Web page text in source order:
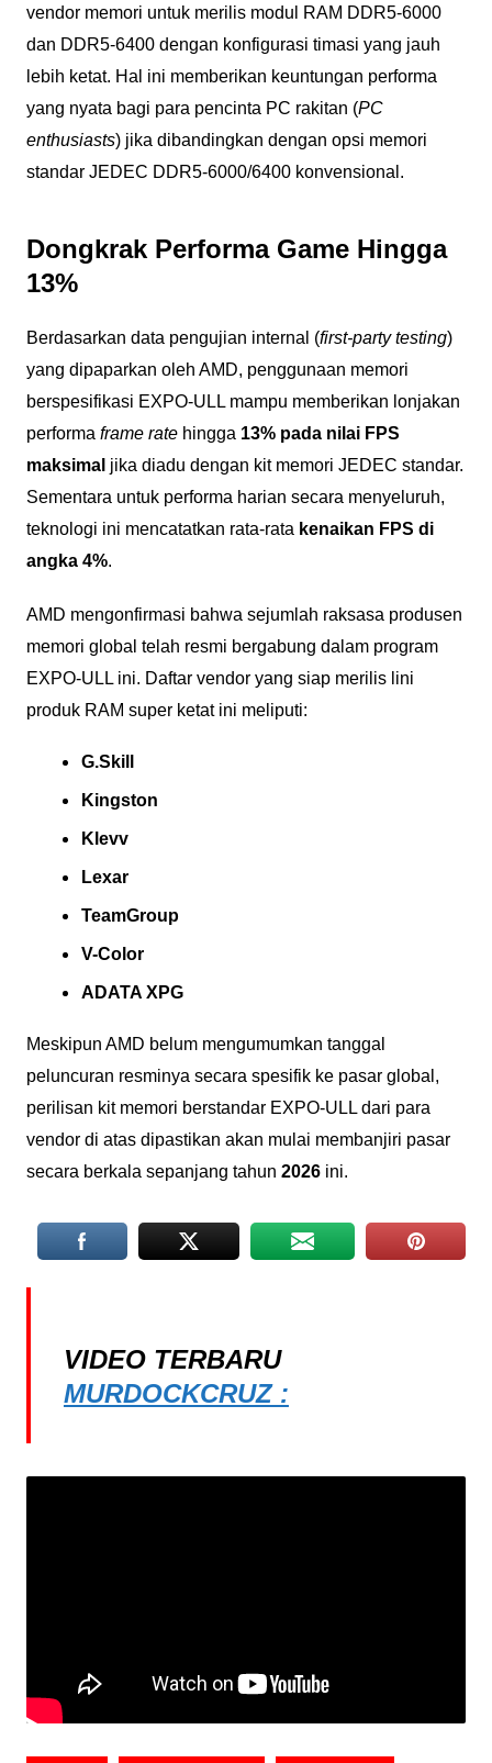
vendor memori untuk merilis modul RAM DDR5-6000
dan DDR5-6400 dengan konfigurasi timasi yang jauh
lebih ketat. Hal ini memberikan keuntungan performa
yang nyata bagi para pencinta PC rakitan (PC
enthusiasts) jika dibandingkan dengan opsi memori
standar JEDEC DDR5-6000/6400 konvensional.
Dongkrak Performa Game Hingga
13%
Berdasarkan data pengujian internal (first-party testing)
yang dipaparkan oleh AMD, penggunaan memori
berspesifikasi EXPO-ULL mampu memberikan lonjakan
performa frame ratehingga 13% pada nilai FPS
maksimal jika diadu dengan kit memori JEDEC standar.
Sementara untuk performa harian secara menyeluruh,
teknologi ini mencatatkan rata-rata kenaikan FPS di
angka 4%.
AMD mengonfirmasi bahwa sejumlah raksasa produsen
memori global telah resmi bergabung dalam program
EXPO-ULL ini. Daftar vendor yang siap merilis lini
produk RAM super ketat ini meliputi:
G.Skill
Kingston
Klevv
Lexar
TeamGroup
V-Color
ADATA XPG
Meskipun AMD belum mengumumkan tanggal
peluncuran resminya secara spesifik ke pasar global,
perilisan kit memori berstandar EXPO-ULL dari para
vendor di atas dipastikan akan mulai membanjiri pasar
secara berkala sepanjang tahun 2026ini.
VIDEO TERBARU
MURDOCKCRUZ :